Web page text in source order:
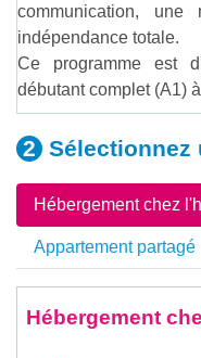
communication,
indépendance totale.
Ce programme est
débutant complet (A1)
Sélectionnez
Hébergement chez
Appartement partagé
Hébergement